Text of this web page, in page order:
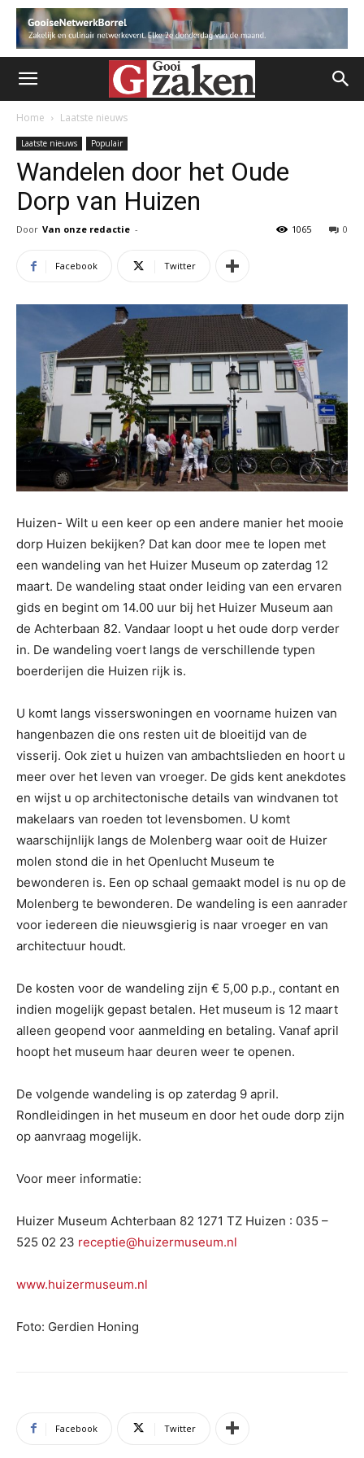
Home Laatste nieuws
Laatste nieuws Populair
Wandelen door het Oude
Dorp van Huizen
Door Van onze redactie - 0
1065
Facebook Twitter
Huizen- Wilt u een keer op een andere manier het mooie
dorp Huizen bekijken? Dat kan door mee te lopen met
een wandeling van het Huizer Museum op zaterdag 12
maart. De wandeling staat onder leiding van een ervaren
gids en begint om 14.00 uur bij het Huizer Museum aan
de Achterbaan 82. Vandaar loopt u het oude dorp verder
in. De wandeling voert langs de verschillende typen
boerderijen die Huizen rijk is.
U komt langs visserswoningen en voorname huizen van
hangenbazen die ons resten uit de bloeitijd van de
visserij. Ook ziet u huizen van ambachtslieden en hoort u
meer over het leven van vroeger. De gids kent anekdotes
en wijst u op architectonische details van windvanen tot
makelaars van roeden tot levensbomen. U komt
waarschijnlijk langs de Molenberg waar ooit de Huizer
molen stond die in het Openlucht Museum te
bewonderen is. Een op schaal gemaakt model is nu op de
Molenberg te bewonderen. De wandeling is een aanrader
voor iedereen die nieuwsgierig is naar vroeger en van
architectuur houdt.
De kosten voor de wandeling zijn € 5,00 p.p., contant en
indien mogelijk gepast betalen. Het museum is 12 maart
alleen geopend voor aanmelding en betaling. Vanaf april
hoopt het museum haar deuren weer te openen.
De volgende wandeling is op zaterdag 9 april.
Rondleidingen in het museum en door het oude dorp zijn
op aanvraag mogelijk.
Voor meer informatie:
Huizer Museum Achterbaan 82 1271 TZ Huizen : 035 –
525 02 23 receptie@huizermuseum.nl
www.huizermuseum.nl
Foto: Gerdien Honing
Facebook Twitter